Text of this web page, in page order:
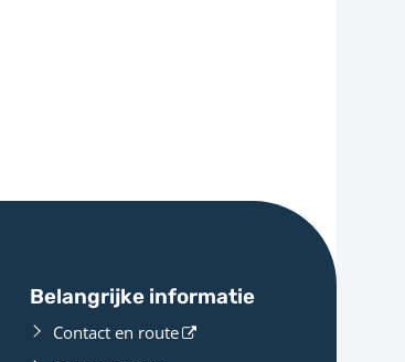
Belangrijke informatie
Contact en route